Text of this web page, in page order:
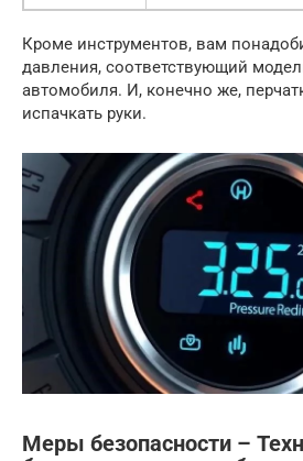
Кроме инструментов, вам
давления, соответствующий
автомобиля. И, конечно же,
испачкать руки.
Меры безопасности –